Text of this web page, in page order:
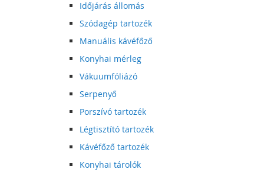
Időjárás állomás
Szódagép tartozék
Manuális kávéfőző
Konyhai mérleg
Vákuumfóliázó
Serpenyő
Porszívó tartozék
Légtisztító tartozék
Kávéfőző tartozék
Konyhai tárolók